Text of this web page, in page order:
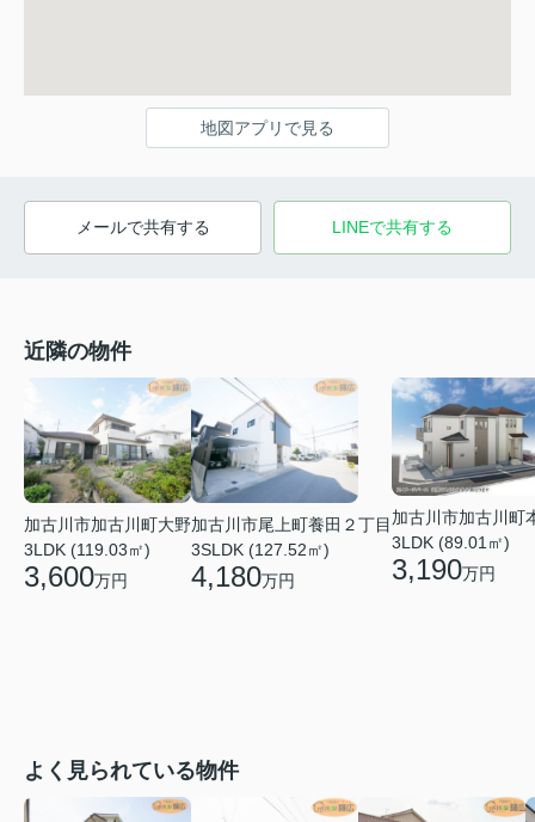
地図アプリで見る
メールで共有する LINEで共有する
近隣の物件
加古川市加古川町大野
3LDK (119.03㎡)
3,600万円
加古川市尾上町養田２丁目
3SLDK (127.52㎡)
4,180万円
加古川市加古川町
3LDK (89.01㎡)
3,190万円
よく見られている物件